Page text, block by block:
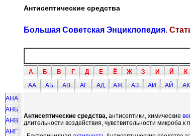
Антисептические средства
Большая Советская Энциклопедия.
А Б В Г Д Е Ё Ж З И Й К
АА
АБ АВ АГ АД АЖ АЗ АИ АЙ АК
АНА
АНБ
АНВ
АНГ
Антисептические средства, антисептики, химические
длительности воздействия, чувствительности микроба